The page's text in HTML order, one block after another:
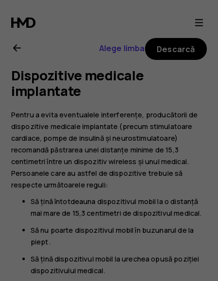
Ghid
de
utilizare
Nokia
6.2
Alege limba Descarcă
Dispozitive medicale
implantate
Pentru a evita eventualele interferențe, producătorii de
dispozitive medicale implantate (precum stimulatoare
cardiace, pompe de insulină și neurostimulatoare)
recomandă păstrarea unei distanțe minime de 15,3
centimetri între un dispozitiv wireless și unul medical.
Persoanele care au astfel de dispozitive trebuie să
respecte următoarele reguli:
Să țină întotdeauna dispozitivul mobil la o distanță
mai mare de 15,3 centimetri de dispozitivul medical.
Să nu poarte dispozitivul mobil în buzunarul de la
piept.
Să țină dispozitivul mobil la urechea opusă poziției
dispozitivului medical.